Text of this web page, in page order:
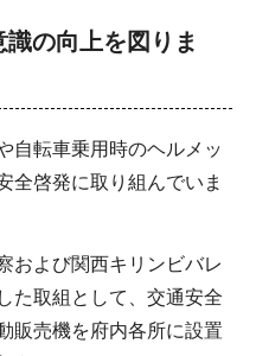
の向上を図りま
自転車乗用時のヘルメッ
全啓発に取り組んでいま
および関西キリンビバレ
た取組として、交通安全
販売機を府内各所に設置